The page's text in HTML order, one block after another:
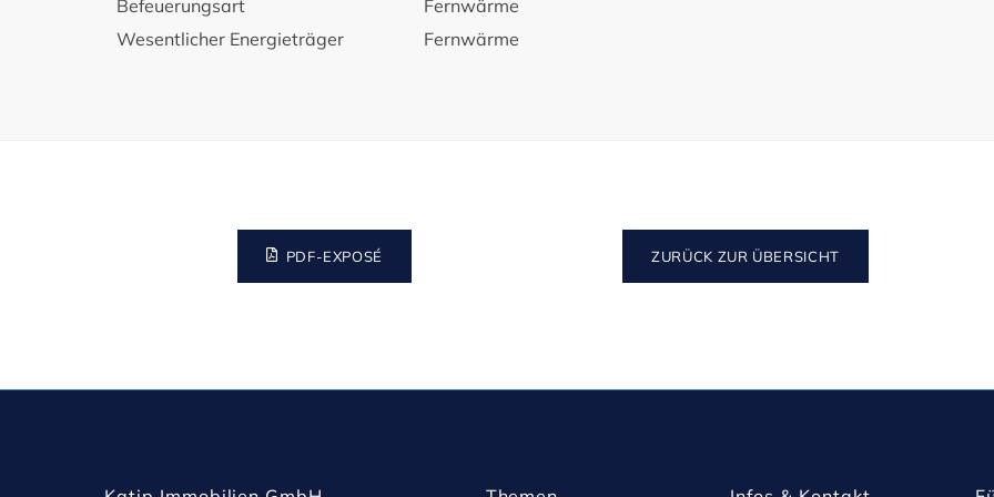
sind somit ideal für Singles oder Paare.
Komfortable Fußbodenheizung: Jedes Apartment verfügt über eine
Hochwertige Sanitärausstattung: Die Badezimmer überzeugen mit modernen und
Design-Fußbodenbelag in Fischgrät-Optik: Ein heller Vinylboden in Fischgrät-Optik
Befeuerungsart
Fernwärme
Wesentlicher Energieträger
Fernwärme
PDF-EXPOSÉ ZURÜCK ZUR ÜBERSICHT